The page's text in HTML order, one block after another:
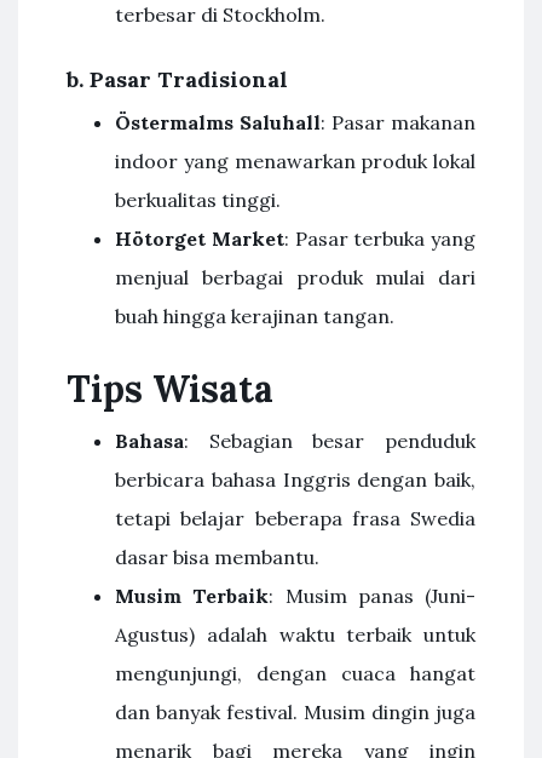
terbesar di Stockholm.
b. Pasar Tradisional
Östermalms Saluhall: Pasar makanan
indoor yang menawarkan produk lokal
berkualitas tinggi.
Hötorget Market: Pasar terbuka yang
menjual berbagai produk mulai dari
buah hingga kerajinan tangan.
Tips Wisata
Bahasa: Sebagian besar penduduk
berbicara bahasa Inggris dengan baik,
tetapi belajar beberapa frasa Swedia
dasar bisa membantu.
Musim Terbaik: Musim panas (Juni-
Agustus) adalah waktu terbaik untuk
mengunjungi, dengan cuaca hangat
dan banyak festival. Musim dingin juga
menarik bagi mereka yang ingin